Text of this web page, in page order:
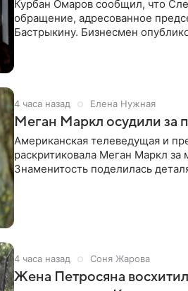
Курбан Омаров сообщил, что
обращение, адресованное
Бастрыкину. Бизнесмен
4 часа назад Елена Нужная
Меган Маркл осудили за
Американская телеведущая и
раскритиковала Меган Маркл
Знаменитость поделилась
4 часа назад Соня Жарова
Жена Петросяна